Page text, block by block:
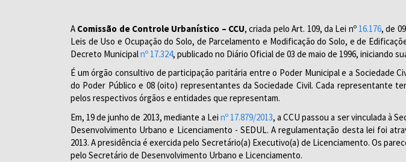
A Comissão de Controle Urbanístico – CCU, criada pelo Art. 109, da Lei nº 16.176, de
Leis de Uso e Ocupação do Solo, de Parcelamento e Modificação do Solo, e de
Decreto Municipalnº 17.324, publicado no Diário Oficial de 03 de maio de 1996, iniciando
É um órgão consultivo de participação paritária entre o Poder Municipal e a Sociedade
do Poder Público e 08 (oito) representantes da Sociedade Civil. Cada representante
pelos respectivos órgãos e entidades que representam.
Em, 19 de junho de 2013, mediante a Lei nº 17.879/2013, a CCU passou a ser vinculada à
Desenvolvimento Urbano e Licenciamento - SEDUL. A regulamentação desta lei foi
2013. A presidência é exercida pelo Secretário(a) Executivo(a) de Licenciamento. Os
pelo Secretário de Desenvolvimento Urbano e Licenciamento.